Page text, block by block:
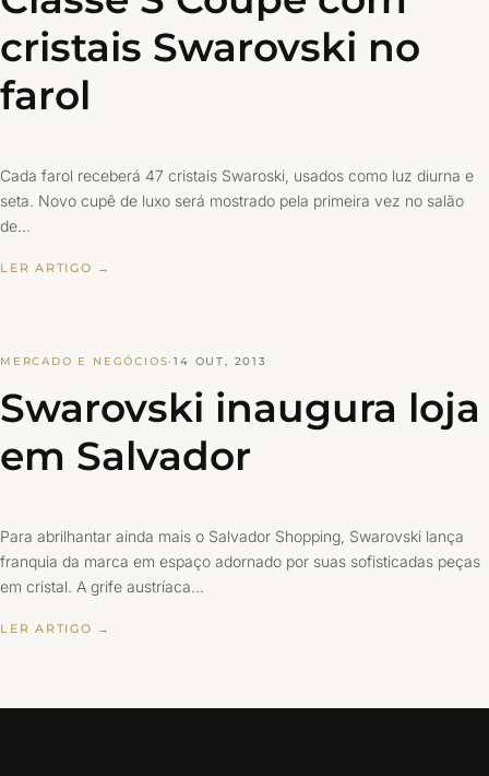
cristais Swarovski no
farol
Cada farol receberá 47 cristais Swaroski, usados como luz diurna e
seta. Novo cupê de luxo será mostrado pela primeira vez no salão
de…
LER ARTIGO →
MERCADO E NEGÓCIOS·14 OUT, 2013
Swarovski inaugura loja
em Salvador
Para abrilhantar ainda mais o Salvador Shopping, Swarovski lança
franquia da marca em espaço adornado por suas sofisticadas peças
em cristal. A grife austríaca…
LER ARTIGO →